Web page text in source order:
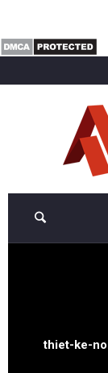
thiet-ke-